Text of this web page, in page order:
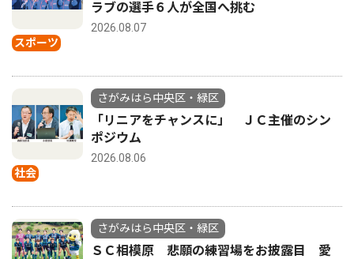
スポーツ
ラブの選手６人が全国へ挑む
2026.08.07
社会
さがみはら中央区・緑区
「リニアをチャンスに」 ＪＣ主催のシン
ポジウム
2026.08.06
さがみはら中央区・緑区
ＳＣ相模原 悲願の練習場をお披露目 愛